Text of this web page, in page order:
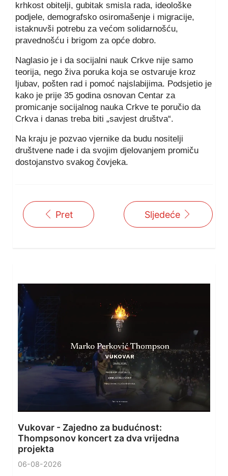
krhkost obitelji, gubitak smisla rada, ideološke
podjele, demografsko osiromašenje i migracije,
istaknuvši potrebu za većom solidarnošću,
pravednošću i brigom za opće dobro.
Naglasio je i da socijalni nauk Crkve nije samo
teorija, nego živa poruka koja se ostvaruje kroz
ljubav, pošten rad i pomoć najslabijima. Podsjetio je
kako je prije 35 godina osnovan Centar za
promicanje socijalnog nauka Crkve te poručio da
Crkva i danas treba biti „savjest društva“.
Na kraju je pozvao vjernike da budu nositelji
društvene nade i da svojim djelovanjem promiču
dostojanstvo svakog čovjeka.
Pret Sljedeće
Vukovar - Zajedno za budućnost:
Thompsonov koncert za dva vrijedna
projekta
06-08-2026